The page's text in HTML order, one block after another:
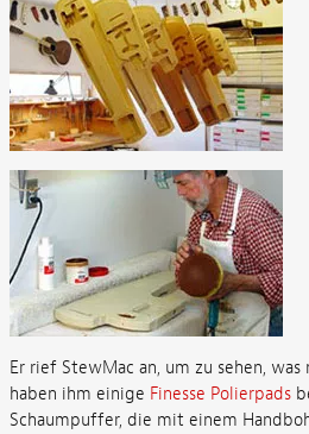
Er rief StewMac an, um zu sehen,
haben ihm einige Finesse Polierpads
Schaumpuffer, die mit einem